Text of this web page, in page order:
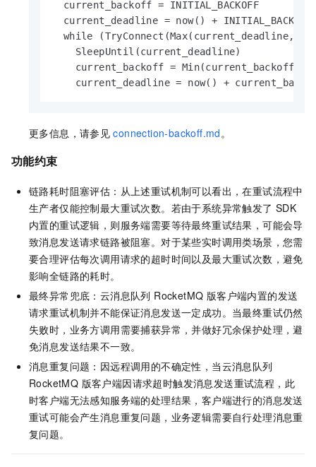
  current_backoff = INITIAL_BACKOFF
  current_deadline = now() + INITIAL_BACKOFF
while (TryConnect(Max(current_deadline,
    SleepUntil(current_deadline)
current_backoff = Min(current_backoff *
current_deadline = now() +
更多信息，请参见 connection-backoff.md。
功能约束
链路耗时阻塞评估：从上述重试机制可以看出，在重试流程中
生产者仅能控制最大重试次数。若由于系统异常触发了 SDK
内置的重试逻辑，则服务端需要等待最终重试结果，可能会导
致消息发送请求链路被阻塞。对于某些实时调用类场景，您需
要合理评估每次调用请求的超时时间以及最大重试次数，避免
影响全链路的耗时。
最终异常兜底： 云消息队列 RocketMQ 版客户端内置的发送
请求重试机制并不能保证消息发送一定成功。当最终重试仍然
失败时，业务方调用需要捕获异常，并做好冗余保护处理，避
免消息发送结果不一致。
消息重复问题：因远程调用的不确定性，当云消息队列
RocketMQ 版客户端因请求超时触发消息发送重试流程，此
时客户端无法感知服务端的处理结果，客户端进行的消息发送
重试可能会产生消息重复问题，业务逻辑需要自行处理消息重
复问题。